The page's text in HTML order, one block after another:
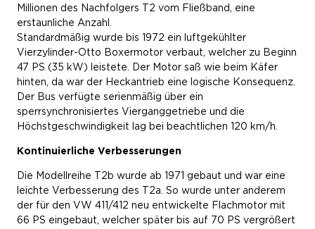
Millionen des Nachfolgers T2 vom Fließband, eine
erstaunliche Anzahl.
Standardmäßig wurde bis 1972 ein luftgekühlter
Vierzylinder-Otto Boxermotor verbaut, welcher zu Beginn
47 PS (35 kW) leistete. Der Motor saß wie beim Käfer
hinten, da war der Heckantrieb eine logische Konsequenz.
Der Bus verfügte serienmäßig über ein
sperrsynchronisiertes Vierganggetriebe und die
Höchstgeschwindigkeit lag bei beachtlichen 120 km/h.
Kontinuierliche Verbesserungen
Die Modellreihe T2b wurde ab 1971 gebaut und war eine
leichte Verbesserung des T2a. So wurde unter anderem
der für den VW 411/412 neu entwickelte Flachmotor mit
66 PS eingebaut, welcher später bis auf 70 PS vergrößert